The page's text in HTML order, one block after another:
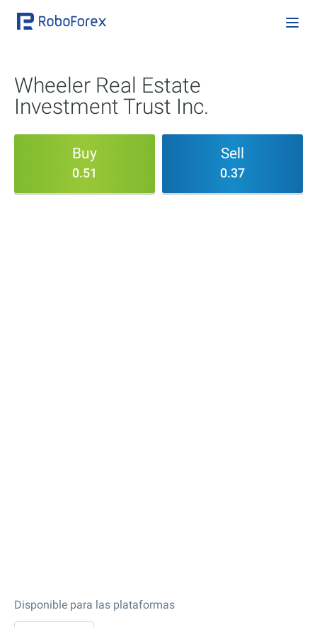
Wheeler Real Estate
Investment Trust Inc.
Buy
0.51
Sell
0.37
Disponible para las plataformas